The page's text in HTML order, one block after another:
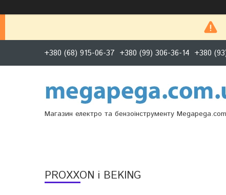
+380 (68) 915-06-37 +380 (99) 306-36-14 +380
Магазин електро та бензоінструменту
PROXXON і BEKING